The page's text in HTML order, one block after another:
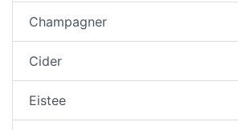
Champagner
Cider
Eistee